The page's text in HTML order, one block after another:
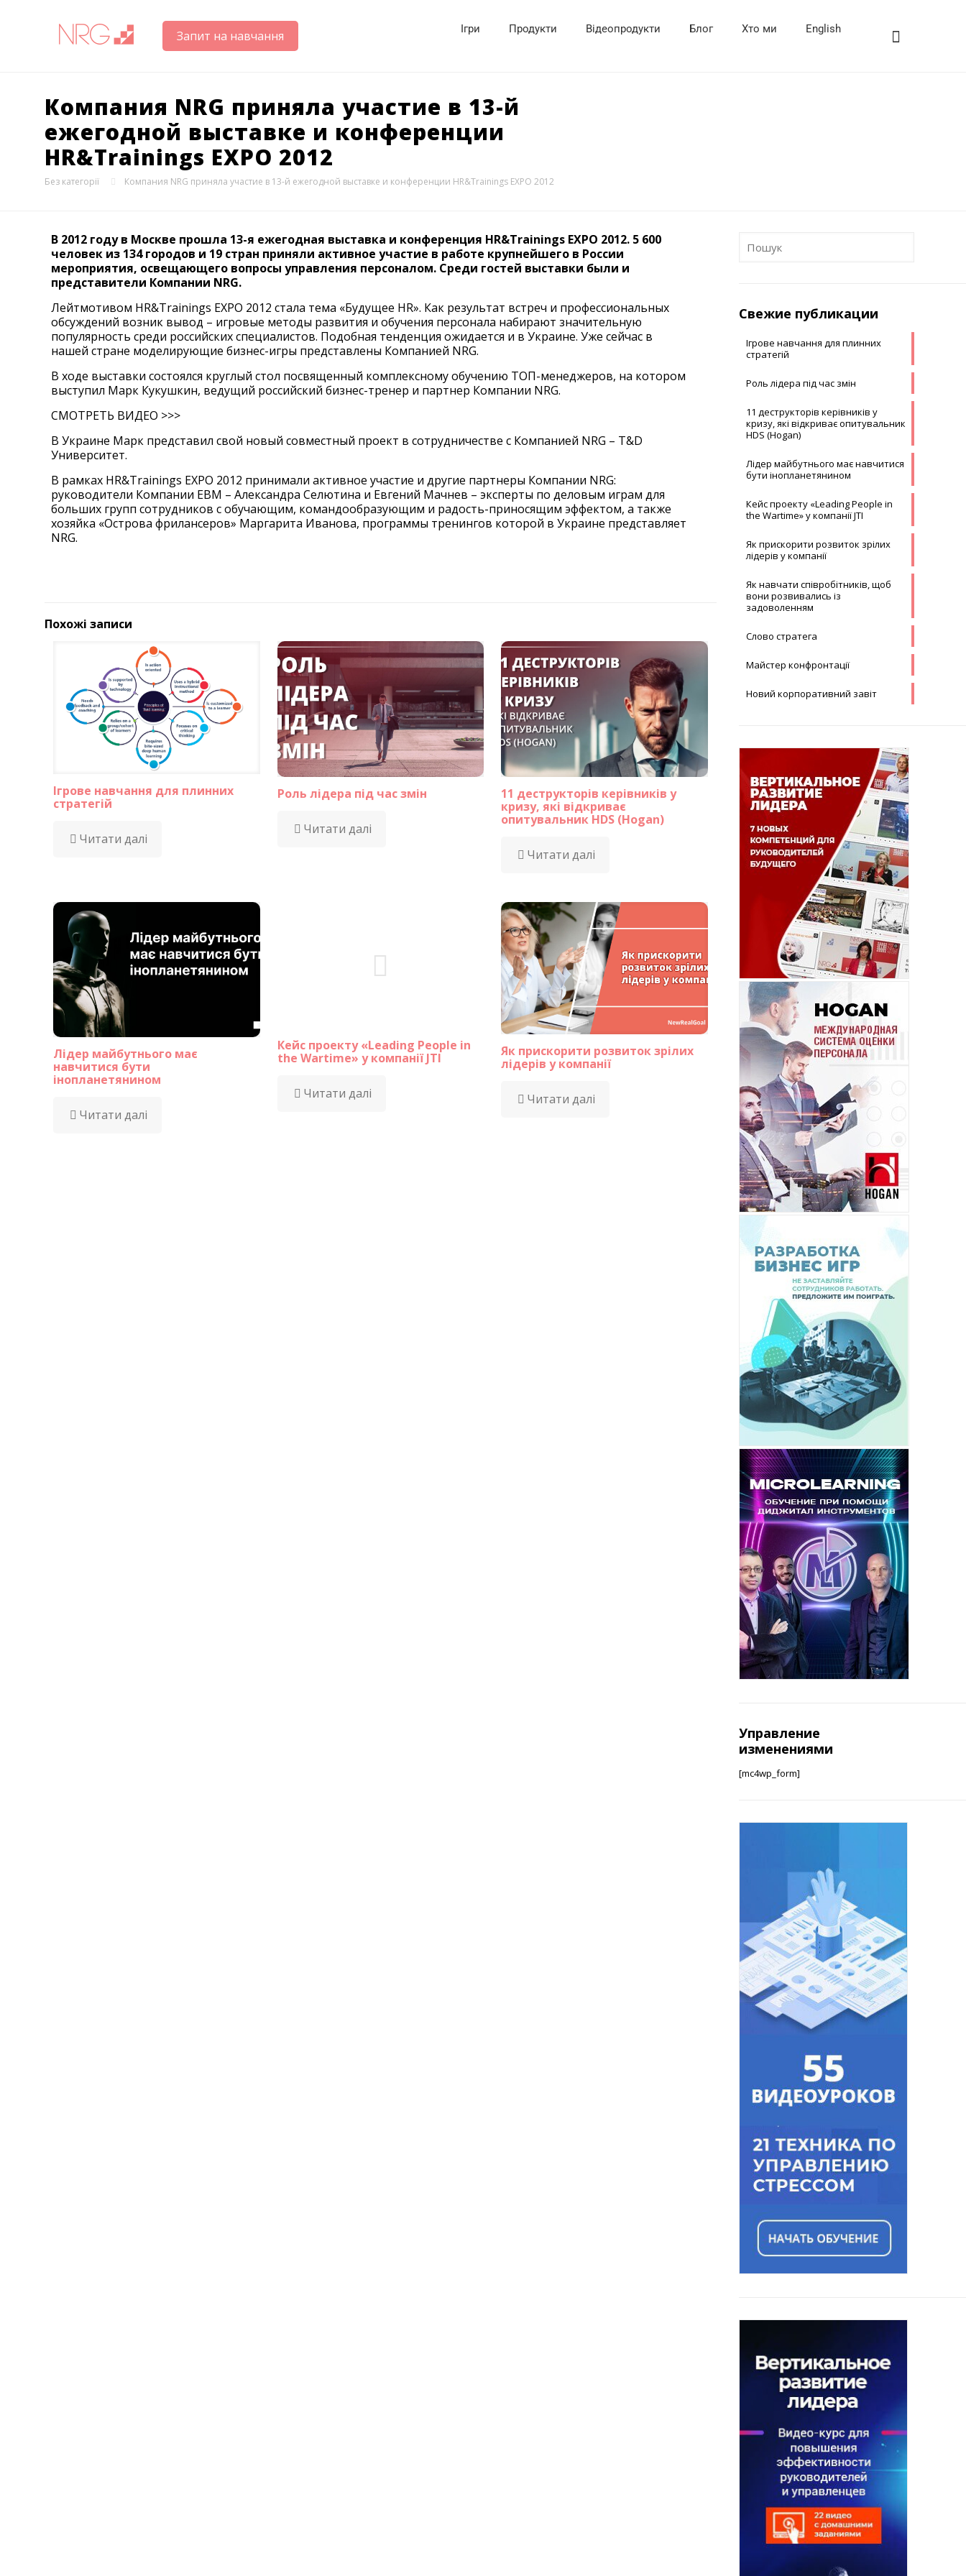
Запит на навчання Ігри Продукти Відеопродукти Блог Хто ми English
Компания NRG приняла участие в 13-й
ежегодной выставке и конференции
HR&Trainings EXPO 2012
Без категорії Компания NRG приняла участие в 13-й ежегодной выставке и конференции HR&Trainings EXPO 2012
В 2012 году в Москве прошла 13-я ежегодная выставка и конференция HR&Trainings EXPO 2012. 5 600
человек из 134 городов и 19 стран приняли активное участие в работе крупнейшего в России
мероприятия, освещающего вопросы управления персоналом. Среди гостей выставки были и
представители Компании NRG.
Лейтмотивом HR&Trainings EXPO 2012 стала тема «Будущее HR». Как результат встреч и профессиональных
обсуждений возник вывод – игровые методы развития и обучения персонала набирают значительную
популярность среди российских специалистов. Подобная тенденция ожидается и в Украине. Уже сейчас в
нашей стране моделирующие бизнес-игры представлены Компанией NRG.
В ходе выставки состоялся круглый стол посвященный комплексному обучению ТОП-менеджеров, на котором
выступил Марк Кукушкин, ведущий российский бизнес-тренер и партнер Компании NRG.
СМОТРЕТЬ ВИДЕО >>>
В Украине Марк представил свой новый совместный проект в сотрудничестве с Компанией NRG – T&D
Университет.
В рамках HR&Trainings EXPO 2012 принимали активное участие и другие партнеры Компании NRG:
руководители Компании ЕВМ – Александра Селютина и Евгений Мачнев – эксперты по деловым играм для
больших групп сотрудников с обучающим, командообразующим и радость-приносящим эффектом, а также
хозяйка «Острова фрилансеров» Маргарита Иванова, программы тренингов которой в Украине представляет
NRG.
Похожі записи
Ігрове навчання для плинних
стратегій
Читати далі
Роль лідера під час змін
Читати далі
11 деструкторів керівників у
кризу, які відкриває
опитувальник HDS (Hogan)
Читати далі
Лідер майбутнього має
навчитися бути
інопланетянином
Читати далі
Кейс проекту «Leading People in
the Wartime» у компанії JTI
Читати далі
Як прискорити розвиток зрілих
лідерів у компанії
Читати далі
Свежие публикации
Ігрове навчання для плинних
стратегій
Роль лідера під час змін
11 деструкторів керівників у
кризу, які відкриває опитувальник
HDS (Hogan)
Лідер майбутнього має навчитися
бути інопланетянином
Кейс проекту «Leading People in
the Wartime» у компанії JTI
Як прискорити розвиток зрілих
лідерів у компанії
Як навчати співробітників, щоб
вони розвивались із
задоволенням
Слово стратега
Майстер конфронтації
Новий корпоративний завіт
Управление
изменениями
[mc4wp_form]